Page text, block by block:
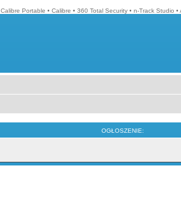
Calibre Portable • Calibre • 360 Total Security • n-Track Studio •
OGŁOSZENIE: